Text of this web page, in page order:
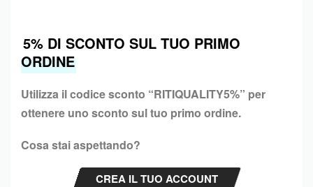
5% DI SCONTO SUL TUO PRIMO
ORDINE
Utilizza il codice sconto “RITIQUALITY5%” per
ottenere uno sconto sul tuo primo ordine.
Cosa stai aspettando?
CREA IL TUO ACCOUNT